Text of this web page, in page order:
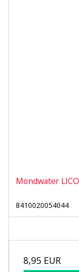
Mondwater
8410020054044
8,95 EUR